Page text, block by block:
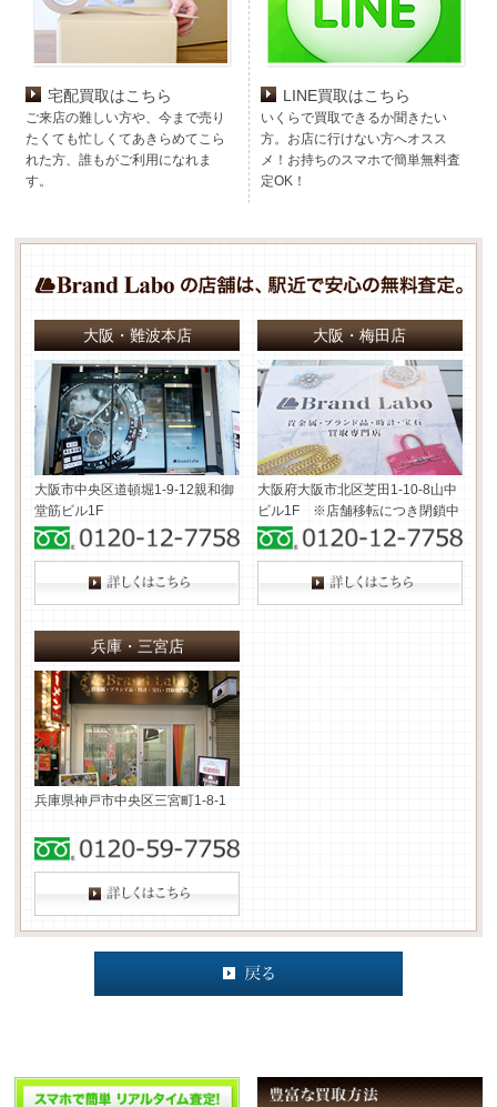
宅配買取はこちら
ご来店の難しい方や、今まで売り
たくても忙しくてあきらめてこら
れた方、誰もがご利用になれま
す。
LINE買取はこちら
いくらで買取できるか聞きたい
方。お店に行けない方へオスス
メ！お持ちのスマホで簡単無料査
定OK！
大阪・難波本店
大阪市中央区道頓堀1-9-12親和御
堂筋ビル1F
大阪・梅田店
大阪府大阪市北区芝田1-10-8山中
ビル1F ※店舗移転につき閉鎖中
兵庫・三宮店
兵庫県神戸市中央区三宮町1-8-1